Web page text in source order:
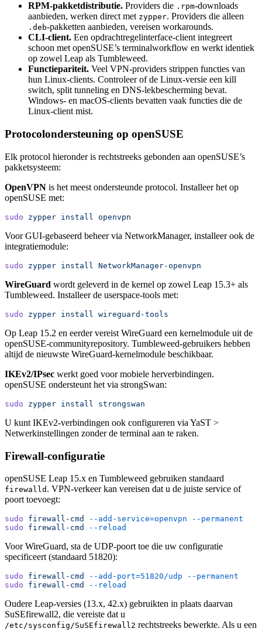
RPM-pakketdistributie. Providers die .rpm-downloads
aanbieden, werken direct met zypper. Providers die alleen
.deb-pakketten aanbieden, vereisen workarounds.
CLI-client. Een opdrachtregelinterface-client integreert
schoon met openSUSE’s terminalworkflow en werkt identiek
op zowel Leap als Tumbleweed.
Functiepariteit. Veel VPN-providers strippen functies van
hun Linux-clients. Controleer of de Linux-versie een kill
switch, split tunneling en DNS-lekbescherming bevat.
Windows- en macOS-clients bevatten vaak functies die de
Linux-client mist.
Protocolondersteuning op openSUSE
Elk protocol hieronder is rechtstreeks gebonden aan openSUSE’s
pakketsysteem:
OpenVPN is het meest ondersteunde protocol. Installeer het op
openSUSE met:
sudo zypper install openvpn
Voor GUI-gebaseerd beheer via NetworkManager, installeer ook de
integratiemodule:
sudo zypper install NetworkManager-openvpn
WireGuard wordt geleverd in de kernel op zowel Leap 15.3+ als
Tumbleweed. Installeer de userspace-tools met:
sudo zypper install wireguard-tools
Op Leap 15.2 en eerder vereist WireGuard een kernelmodule uit de
openSUSE-communityrepository. Tumbleweed-gebruikers hebben
altijd de nieuwste WireGuard-kernelmodule beschikbaar.
IKEv2/IPsec werkt goed voor mobiele herverbindingen.
openSUSE ondersteunt het via strongSwan:
sudo zypper install strongswan
U kunt IKEv2-verbindingen ook configureren via YaST >
Netwerkinstellingen zonder de terminal aan te raken.
Firewall-configuratie
openSUSE Leap 15.x en Tumbleweed gebruiken standaard
firewalld . VPN-verkeer kan vereisen dat u de juiste service of
poort toevoegt:
sudo firewall-cmd --add-service=openvpn --permanent
sudo firewall-cmd --reload
Voor WireGuard, sta de UDP-poort toe die uw configuratie
specificeert (standaard 51820):
sudo firewall-cmd --add-port=51820/udp --permanent
sudo firewall-cmd --reload
Oudere Leap-versies (13.x, 42.x) gebruikten in plaats daarvan
SuSEfirewall2, die vereiste dat u
/etc/sysconfig/SuSEfirewall2 rechtstreeks bewerkte. Als u een